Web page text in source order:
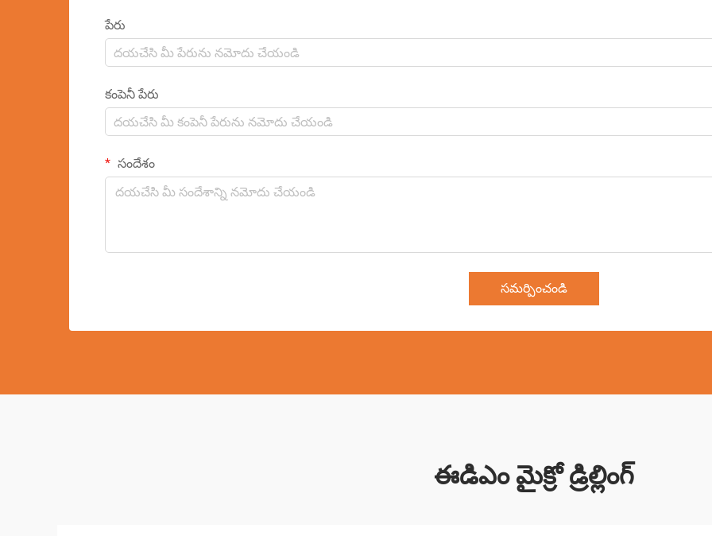
పేరు
కంపెనీ పేరు
సందేశం
సమర్పించండి
ఈడిఎం మైక్రో డ్రిల్లింగ్